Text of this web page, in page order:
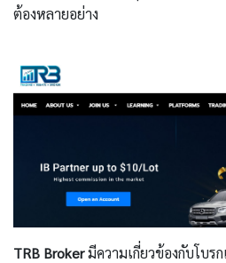
ต้องหลายอย่าง
TRB Brokerมีความเกี่ยวข้องกับโบร